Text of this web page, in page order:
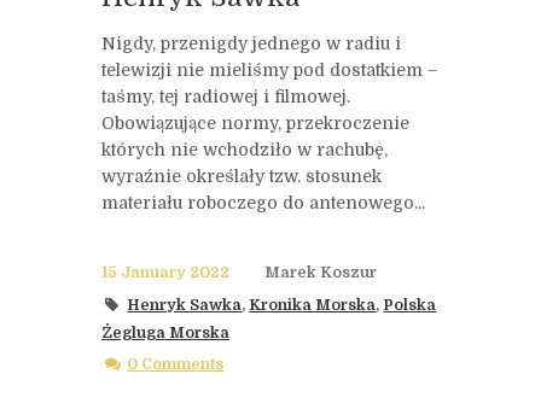
Nigdy, przenigdy jednego w radiu i
telewizji nie mieliśmy pod dostatkiem –
taśmy, tej radiowej i filmowej.
Obowiązujące normy, przekroczenie
których nie wchodziło w rachubę,
wyraźnie określały tzw. stosunek
materiału roboczego do antenowego...
15 January 2022
Marek Koszur
Henryk Sawka,Kronika Morska, Polska
Żegluga Morska
0 Comments